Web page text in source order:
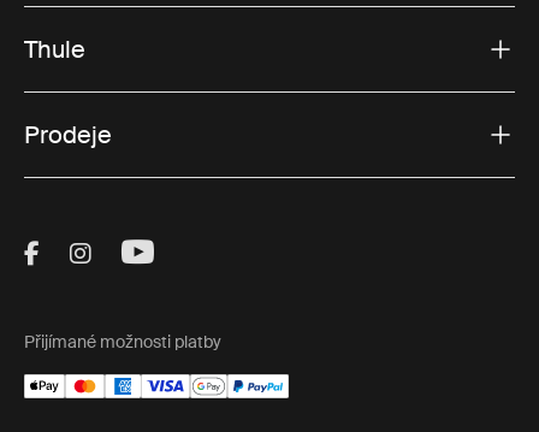
Thule
Prodeje
Visit Thule on Facebook (external link)
Visit Thule on Instagram (external link)
Visit Thule on Youtube (external
Přijímané možnosti platby